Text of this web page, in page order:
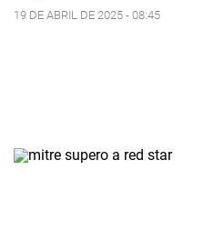
19 DE ABRIL DE 2025 - 08:45